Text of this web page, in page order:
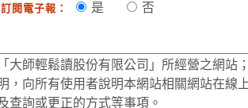
訂閱電子報： 是 否